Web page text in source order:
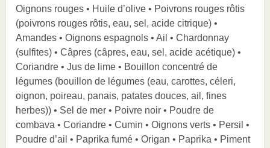
Oignons rouges • Huile d’olive • Poivrons rouges rôtis
(poivrons rouges rôtis, eau, sel, acide citrique) •
Amandes • Oignons espagnols • Ail • Chardonnay
(sulfites) • Câpres (câpres, eau, sel, acide acétique) •
Coriandre • Jus de lime • Bouillon concentré de
légumes (bouillon de légumes (eau, carottes, céleri,
oignon, poireau, panais, patates douces, ail, fines
herbes)) • Sel de mer • Poivre noir • Poudre de
combava • Coriandre • Cumin • Oignons verts • Persil •
Poudre d’ail • Paprika fumé • Origan • Paprika • Piment